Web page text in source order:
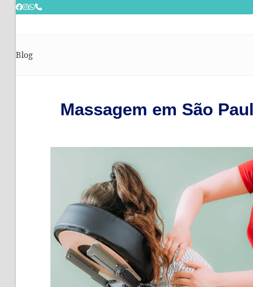
Skip
Blog
Massagem em São